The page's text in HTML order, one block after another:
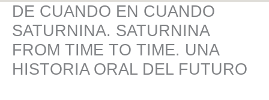
DE CUANDO EN CUANDO
SATURNINA. SATURNINA
FROM TIME TO TIME. UNA
HISTORIA ORAL DEL FUTURO